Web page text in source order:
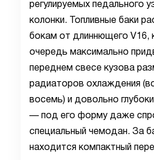
регулируемых педального
колонки. Топливные баки
бокам от длиннющего V16,
очередь максимально
переднем свесе кузова
радиаторов охлаждения
восемь) и довольно
— под его форму даже
специальный чемодан. За
находится компактный